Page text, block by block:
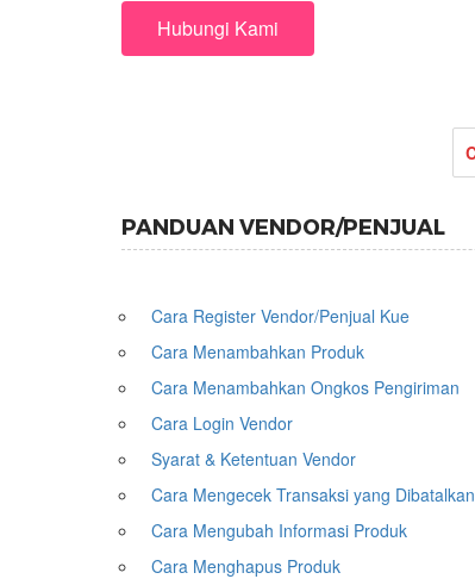
Hubungi Kami
PANDUAN VENDOR/PENJUAL
Cara Register Vendor/Penjual Kue
Cara Menambahkan Produk
Cara Menambahkan Ongkos Pengiriman
Cara Login Vendor
Syarat & Ketentuan Vendor
Cara Mengecek Transaksi yang Dibatalkan
Cara Mengubah Informasi Produk
Cara Menghapus Produk